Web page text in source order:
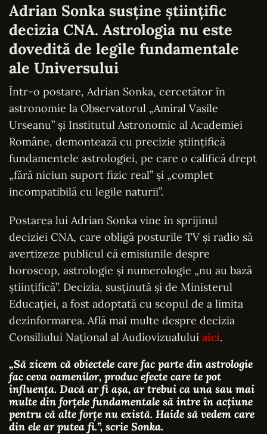
Adrian Sonka susține științific
decizia CNA. Astrologia nu este
dovedită de legile fundamentale
ale Universului
Într-o postare, Adrian Sonka, cercetător în
astronomie la Observatorul „Amiral Vasile
Urseanu” și Institutul Astronomic al Academiei
Române, demontează cu precizie științifică
fundamentele astrologiei, pe care o califică drept
„fără niciun suport fizic real” și „complet
incompatibilă cu legile naturii”.
Postarea lui Adrian Sonka vine în sprijinul
deciziei CNA, care obligă posturile TV și radio să
avertizeze publicul că emisiunile despre
horoscop, astrologie și numerologie „nu au bază
științifică”. Decizia, susținută și de Ministerul
Educației, a fost adoptată cu scopul de a limita
dezinformarea. Află mai multe despre decizia
Consiliului Național al Audiovizualului aici.
„Să zicem că obiectele care fac parte din astrologie
fac ceva oamenilor, produc efecte care te pot
influența. Dacă ar fi așa, ar trebui ca una sau mai
multe din forțele fundamentale să intre în acțiune
pentru că alte forțe nu există. Haide să vedem care
din ele ar putea fi.”, scrie Sonka.